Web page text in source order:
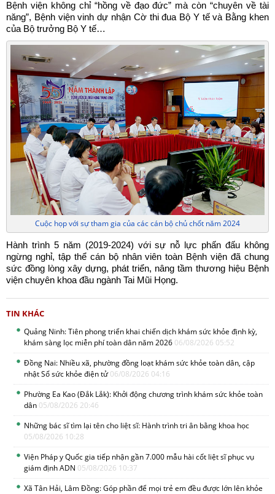
Bệnh viện không chỉ “hồng về đạo đức” mà còn “chuyên về tài
năng”, Bệnh viện vinh dự nhận Cờ thi đua Bộ Y tế và Bằng khen
của Bộ trưởng Bộ Y tế…
Cuộc họp với sự tham gia của các cán bộ chủ chốt năm 2024
Hành trình 5 năm (2019-2024) với sự nỗ lực phấn đấu không
ngừng nghỉ, tập thể cán bộ nhân viên toàn Bệnh viện đã chung
sức đồng lòng xây dựng, phát triển, nâng tầm thương hiệu Bệnh
viện chuyên khoa đầu ngành Tai Mũi Họng.
TIN KHÁC
Quảng Ninh: Tiên phong triển khai chiến dịch khám sức khỏe định kỳ,
khám sàng lọc miễn phí toàn dân năm 2026 06/08/2026 05:52
Đồng Nai: Nhiều xã, phường đồng loạt khám sức khỏe toàn dân, cập
nhật Sổ sức khỏe điện tử06/08/2026 04:16
Phường Ea Kao (Đắk Lắk): Khởi động chương trình khám sức khỏe toàn
dân 05/08/2026 20:46
Những bác sĩ tìm lại tên cho liệt sĩ: Hành trình tri ân bằng khoa học
05/08/2026 10:28
Viện Pháp y Quốc gia tiếp nhận gần 7.000 mẫu hài cốt liệt sĩ phục vụ
giám định ADN 05/08/2026 10:37
Xã Tân Hải, Lâm Đồng: Góp phần để mọi trẻ em đều được lớn lên khỏe